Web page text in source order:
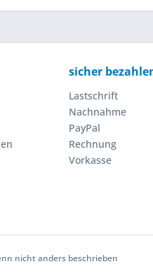
sicher
Lastschrift
Nachnahme
PayPal
Rechnung
Vorkasse
nicht anders beschrieben